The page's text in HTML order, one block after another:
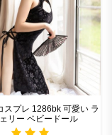
スプレ 1286bk 可愛い ラ
リー ベビードール